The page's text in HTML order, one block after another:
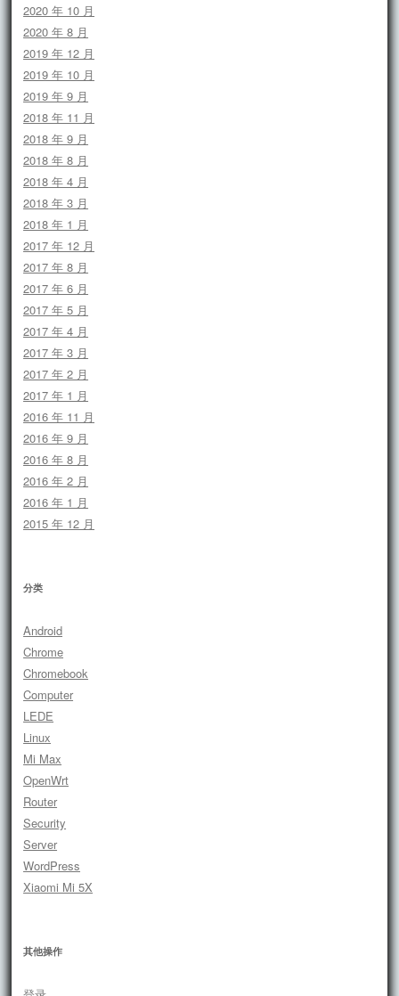
2020 年 10 月
2020 年 8 月
2019 年 12 月
2019 年 10 月
2019 年 9 月
2018 年 11 月
2018 年 9 月
2018 年 8 月
2018 年 4 月
2018 年 3 月
2018 年 1 月
2017 年 12 月
2017 年 8 月
2017 年 6 月
2017 年 5 月
2017 年 4 月
2017 年 3 月
2017 年 2 月
2017 年 1 月
2016 年 11 月
2016 年 9 月
2016 年 8 月
2016 年 2 月
2016 年 1 月
2015 年 12 月
分类
Android
Chrome
Chromebook
Computer
LEDE
Linux
Mi Max
OpenWrt
Router
Security
Server
WordPress
Xiaomi Mi 5X
其他操作